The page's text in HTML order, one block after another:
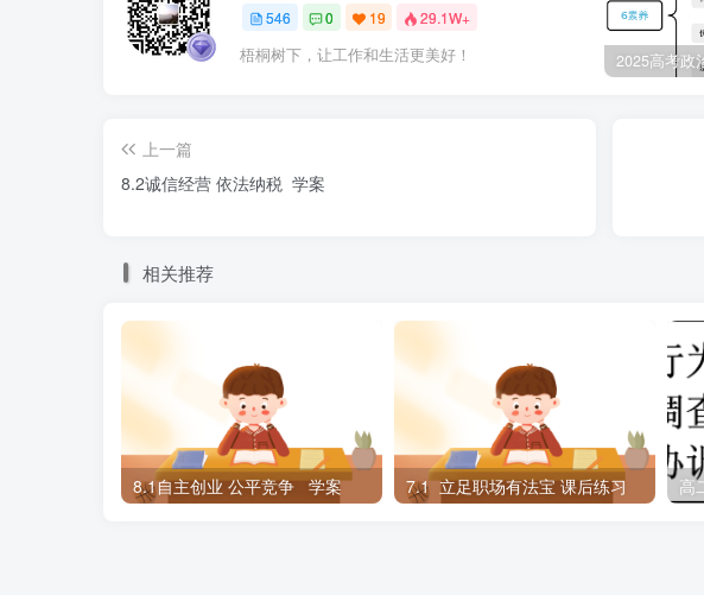
C.保障消费者的自由退货权 D.保证消费者的安全消费的权利
10.（2021·全国·高二单元测试）2020年5月，中国税务学会
模减税降费政策取得了明显成效，全年累计减税降费2.36万亿元，
（ ）
②说明征税的对象和税率可以随意改变
③有利于深化供给侧结构性改革，推动经济高质量发展
④有利于提振市场信心、激发市场活力
①② B.①④ C.②③ D.③④
546 0 19 29.1W+
梧桐树下，让工作和生活更美好！
上一篇
8.2诚信经营 依法纳税 学案
相关推荐
8.1自主创业 公平竞争 学案 7.1 立足职场有法宝 课后练习 高